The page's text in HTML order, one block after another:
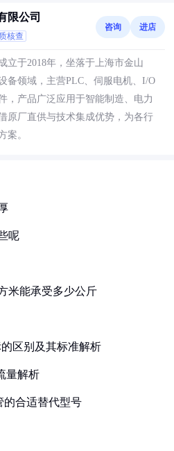
限公司
核查
咨询 进店
立于2018年，坐落于上海市金山
备领域，主营PLC、伺服电机、I/O
，产品广泛应用于智能制造、电力
原厂直供与技术集成优势，为各行
案。
呢
米能承受多少公斤
区别及其标准解析
量解析
的合适替代型号